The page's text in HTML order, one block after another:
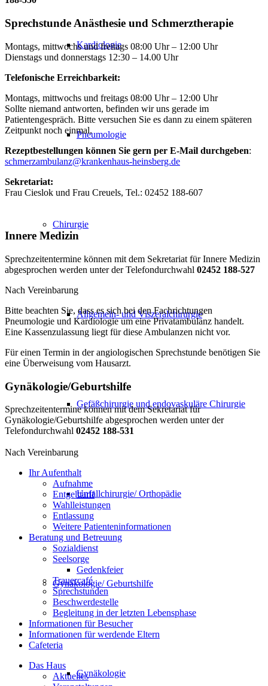
Kardiologie
Pneumologie
Chirurgie
Allgemein- und Viszeralchirurgie
Gefäßchirurgie und endovaskuläre Chirurgie
Unfallchirurgie/ Orthopädie
Gynäkologie/ Geburtshilfe
Gynäkologie
Sprechstunde Anästhesie und Schmerztherapie
Montags, mittwochs und freitags 08:00 Uhr – 12:00 Uhr
Dienstags und donnerstags 12:30 – 14.00 Uhr
Telefonische Erreichbarkeit:
Montags, mittwochs und freitags 08:00 Uhr – 12:00 Uhr
Sollte niemand antworten, befinden wir uns gerade im
Patientengespräch. Bitte versuchen Sie es dann zu einem späteren
Zeitpunkt noch einmal.
Rezeptbestellungen können Sie gern per E-Mail durchgeben:
schmerzambulanz@krankenhaus-heinsberg.de
Sekretariat:
Frau Cieslok und Frau Creuels, Tel.: 02452 188-607
Innere Medizin
Sprechzeitentermine können mit dem Sekretariat für Innere Medizin
abgesprochen werden unter der Telefondurchwahl 02452 188-527
Nach Vereinbarung
Bitte beachten Sie, dass es sich bei den Fachrichtungen
Pneumologie und Kardiologie um eine Privatambulanz handelt.
Eine Kassenzulassung liegt für diese Ambulanzen nicht vor.
Für einen Termin in der angiologischen Sprechstunde benötigen Sie
eine Überweisung vom Hausarzt.
Gynäkologie/Geburtshilfe
Sprechzeitentermine können mit dem Sekretariat für
Gynäkologie/Geburtshilfe abgesprochen werden unter der
Telefondurchwahl 02452 188-531
Nach Vereinbarung
Ihr Aufenthalt
Aufnahme
Entgelttarif
Wahlleistungen
Entlassung
Weitere Patienteninformationen
Beratung und Betreuung
Sozialdienst
Seelsorge
Gedenkfeier
Trauercafé
Sprechstunden
Beschwerdestelle
Begleitung in der letzten Lebensphase
Informationen für Besucher
Informationen für werdende Eltern
Cafeteria
Das Haus
Aktuelles